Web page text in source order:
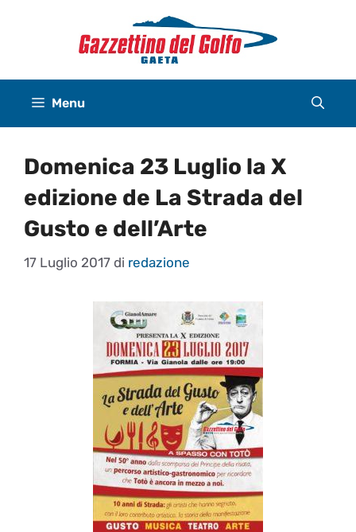
Menu
Domenica 23 Luglio la X
edizione de La Strada del
Gusto e dell’Arte
17 Luglio 2017 di redazione